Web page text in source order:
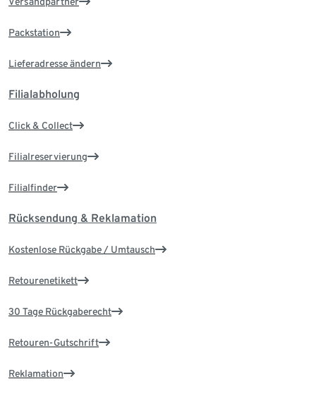
Packstation
Lieferadresse ändern
Filialabholung
Click & Collect
Filialreservierung
Filialfinder
Rücksendung & Reklamation
Kostenlose Rückgabe / Umtausch
Retourenetikett
30 Tage Rückgaberecht
Retouren-Gutschrift
Reklamation